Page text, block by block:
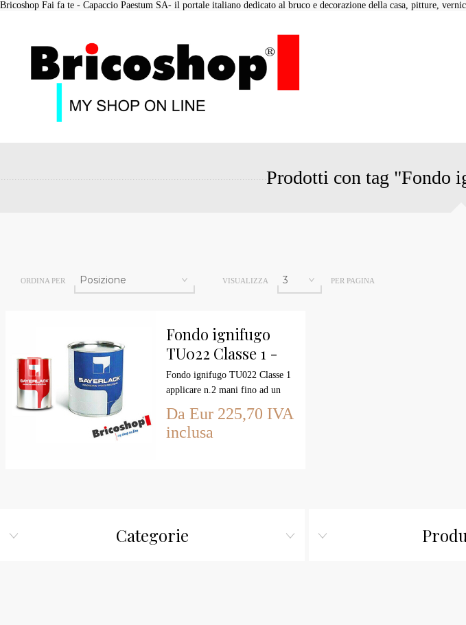
Bricoshop Fai fa te - Capaccio Paestum SA- il portale italiano dedicato al bruco e decorazione della casa, pitture,
Prodotti con tag "Fondo
ORDINA PER VISUALIZZA PER PAGINA
Fondo ignifugo
TU022 Classe 1 -
VERNICI
IGNIFUGHE
Fondo ignifugo TU022 Classe 1
applicare n.2 mani fino ad un
Da Eur 225,70 IVA
inclusa
Categorie